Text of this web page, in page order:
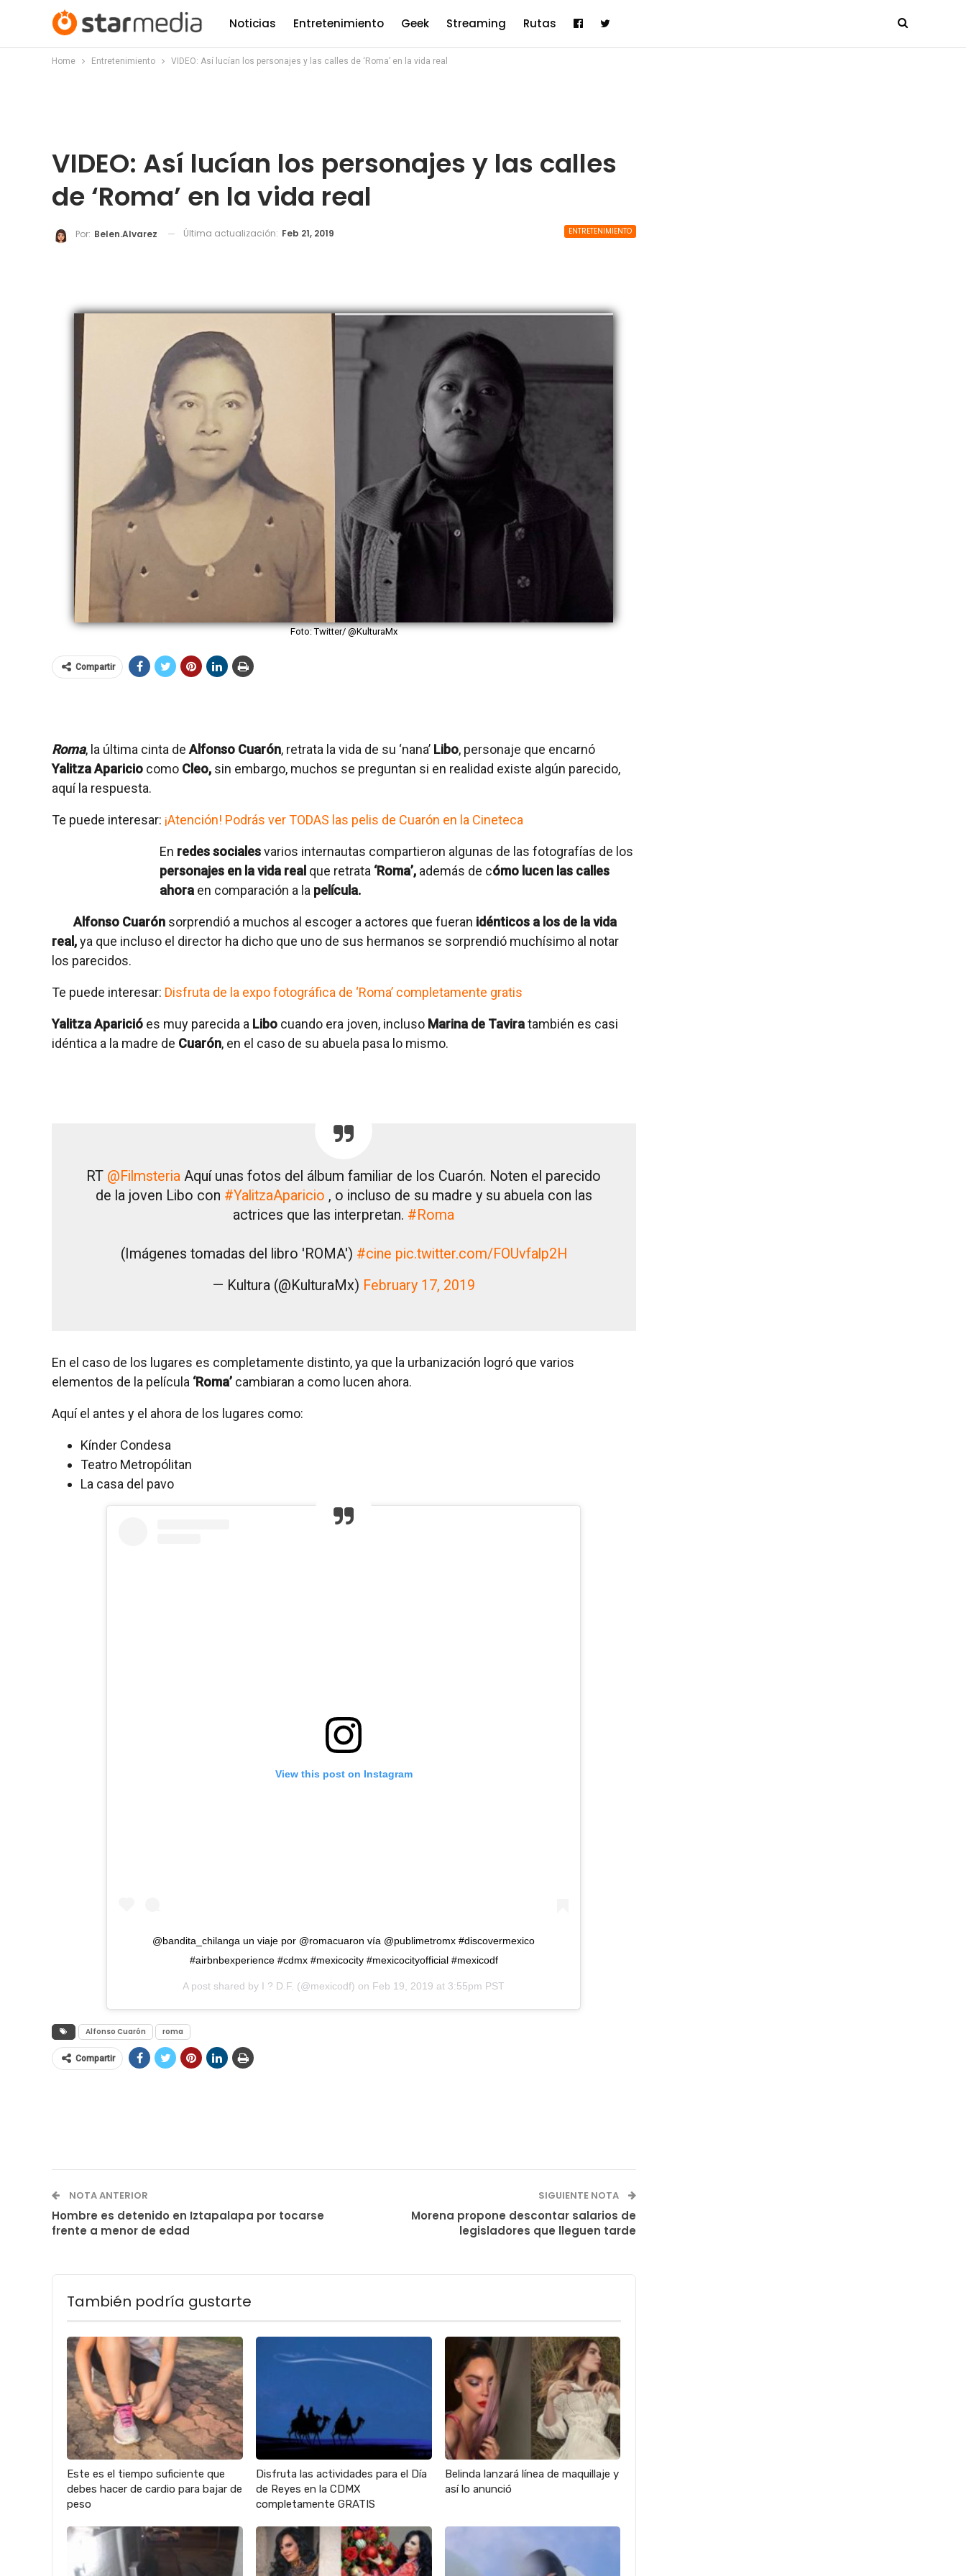
Noticias Entretenimiento Geek Streaming Rutas
Home Entretenimiento VIDEO: Así lucían los personajes y las calles de ‘Roma’ en la vida real
VIDEO: Así lucían los personajes y las calles
de ‘Roma’ en la vida real
ENTRETENIMIENTO
Por: Belen.alvarez Última actualización: Feb 21, 2019
Foto: Twitter/ @KulturaMx
Compartir
Roma, la última cinta de Alfonso Cuarón, retrata la vida de su ‘nana’ Libo, personaje que encarnó
Yalitza Aparicio como Cleo, sin embargo, muchos se preguntan si en realidad existe algún parecido,
aquí la respuesta.
Te puede interesar: ¡Atención! Podrás ver TODAS las pelis de Cuarón en la Cineteca
En redes socialesvarios internautas compartieron algunas de las fotografías de los
personajes en la vida real que retrata ‘Roma’, además de cómo lucen las calles
ahora en comparación a la película.
Alfonso Cuarón sorprendió a muchos al escoger a actores que fueran idénticos a los de la vida
real,ya que incluso el director ha dicho que uno de sus hermanos se sorprendió muchísimo al notar
los parecidos.
Te puede interesar: Disfruta de la expo fotográfica de ‘Roma’ completamente gratis
Yalitza Aparició es muy parecida a Libo cuando era joven, incluso Marina de Taviratambién es casi
idéntica a la madre de Cuarón, en el caso de su abuela pasa lo mismo.
RT @Filmsteria Aquí unas fotos del álbum familiar de los Cuarón. Noten el parecido
de la joven Libo con #YalitzaAparicio , o incluso de su madre y su abuela con las
actrices que las interpretan. #Roma
(Imágenes tomadas del libro 'ROMA') #cine pic.twitter.com/FOUvfalp2H
— Kultura (@KulturaMx) February 17, 2019
En el caso de los lugares es completamente distinto, ya que la urbanización logró que varios
elementos de la película ‘Roma’ cambiaran a como lucen ahora.
Aquí el antes y el ahora de los lugares como:
Kínder Condesa
Teatro Metropólitan
La casa del pavo
View this post on Instagram
@bandita_chilanga un viaje por @romacuaron vía @publimetromx #discovermexico
#airbnbexperience #cdmx #mexicocity #mexicocityofficial #mexicodf
A post shared by I ? D.F. (@mexicodf) on Feb 19, 2019 at 3:55pm PST
Alfonso Cuarón roma
Compartir
NOTA ANTERIOR
Hombre es detenido en Iztapalapa por tocarse
frente a menor de edad
SIGUIENTE NOTA
Morena propone descontar salarios de
legisladores que lleguen tarde
También podría gustarte
Este es el tiempo suficiente que
debes hacer de cardio para bajar de
peso
Disfruta las actividades para el Día
de Reyes en la CDMX
completamente GRATIS
Belinda lanzará línea de maquillaje y
así lo anunció